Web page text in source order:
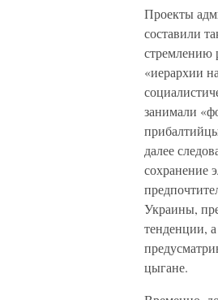
Проекты
составили
стремлению
«иерархии
занимали
далее
сохранение
Украины,
тенденции,
цыгане.